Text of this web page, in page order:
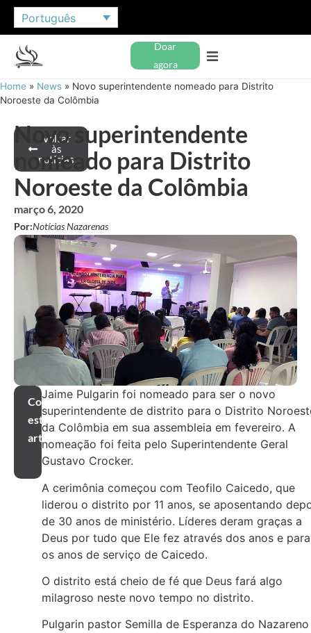
Português
Doar
agora
Home » News » Novo superintendente nomeado para Distrito
Noroeste da Colômbia
Voltar
às
notícias
Novo superintendente
nomeado para Distrito
Noroeste da Colômbia
março 6, 2020
Por:Notícias Nazarenas
Compartilhar
este
artigo
Jaime Pulgarin foi nomeado para ser o novo
superintendente de distrito para o Distrito
da Colômbia em sua assembleia em fevereiro. A
nomeação foi feita pelo Superintendente Geral
Gustavo Crocker.
A cerimônia começou com Teofilo Caicedo, que
liderou o distrito por 11 anos, se aposentando
de 30 anos de ministério. Líderes deram graças a
Deus por tudo que Ele fez através dos anos e para
os anos de serviço de Caicedo.
O distrito está cheio de fé que Deus fará algo
milagroso neste novo tempo no distrito.
Pulgarin pastor Semilla de Esperanza do Nazareno